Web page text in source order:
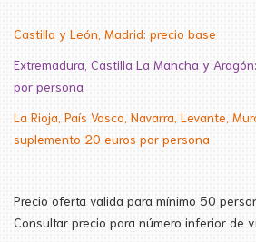
Castilla y León, Madrid: precio base
Extremadura, Castilla La Mancha y
por persona
La Rioja, País Vasco, Navarra, Levante,
suplemento 20 euros por persona
Precio oferta valida para mínimo 50
Consultar precio para número inferior de